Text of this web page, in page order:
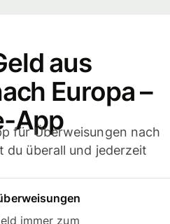
aus
Europa –
App
für Überweisungen nach
du überall und jederzeit
immer zum